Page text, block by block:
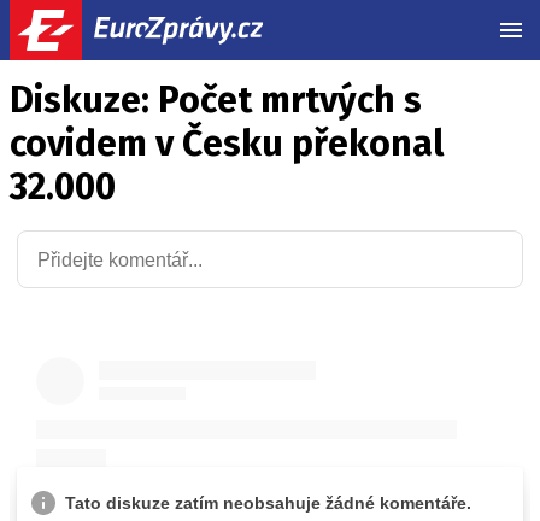
Diskuze: Počet mrtvých s
covidem v Česku překonal
32.000